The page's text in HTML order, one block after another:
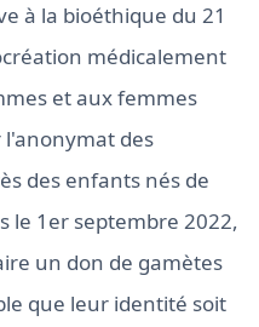
à la bioéthique du 21
médicalement
et aux femmes
l'anonymat des
des enfants nés de
le 1er septembre 2022,
un don de gamètes
que leur identité soit